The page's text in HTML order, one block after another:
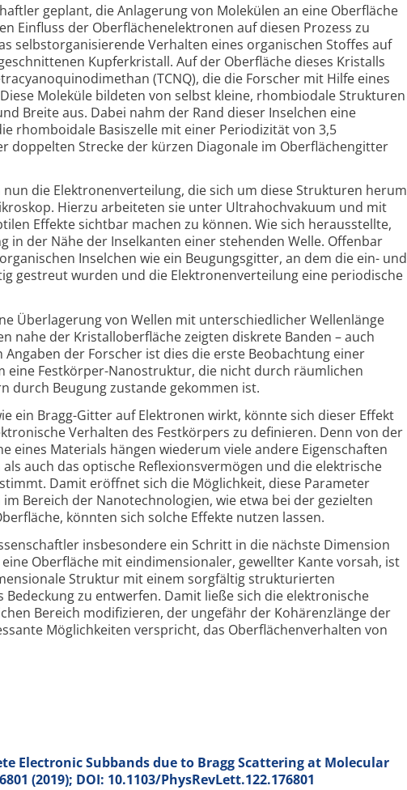
geplant, die Anlagerung von Molekülen an eine Oberfläche
Einfluss der Oberflächenelektronen auf diesen Prozess zu
selbstorganisierende Verhalten eines organischen Stoffes auf
Kupferkristall. Auf der Oberfläche dieses Kristalls
(TCNQ), die die Forscher mit Hilfe eines
Moleküle bildeten von selbst kleine, rhombiodale Strukturen
Breite aus. Dabei nahm der Rand dieser Inselchen eine
rhomboidale Basiszelle mit einer Periodizität von 3,5
doppelten Strecke der kürzen Diagonale im Oberflächengitter
die Elektronenverteilung, die sich um diese Strukturen herum
Hierzu arbeiteten sie unter Ultrahochvakuum und mit
Effekte sichtbar machen zu können. Wie sich herausstellte,
in der Nähe der Inselkanten einer stehenden Welle. Offenbar
Inselchen wie ein Beugungsgitter, an dem die ein- und
gestreut wurden und die Elektronenverteilung eine periodische
Überlagerung von Wellen mit unterschiedlicher Wellenlänge
nahe der Kristalloberfläche zeigten diskrete Banden – auch
der Forscher ist dies die erste Beobachtung einer
eine Festkörper-Nanostruktur, die nicht durch räumlichen
durch Beugung zustande gekommen ist.
ein Bragg-Gitter auf Elektronen wirkt, könnte sich dieser Effekt
Verhalten des Festkörpers zu definieren. Denn von der
eines Materials hängen wiederum viele andere Eigenschaften
auch das optische Reflexionsvermögen und die elektrische
Damit eröffnet sich die Möglichkeit, diese Parameter
Bereich der Nanotechnologien, wie etwa bei der gezielten
könnten sich solche Effekte nutzen lassen.
insbesondere ein Schritt in die nächste Dimension
Oberfläche mit eindimensionaler, gewellter Kante vorsah, ist
Struktur mit einem sorgfältig strukturierten
zu entwerfen. Damit ließe sich die elektronische
Bereich modifizieren, der ungefähr der Kohärenzlänge der
Möglichkeiten verspricht, das Oberflächenverhalten von
Electronic Subbands due to Bragg Scattering at Molecular
(2019); DOI: 10.1103/PhysRevLett.122.176801